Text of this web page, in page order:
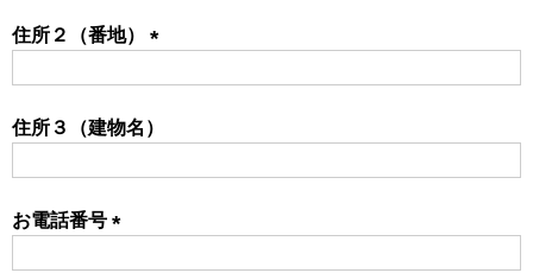
住所２（番地）
住所３（建物名）
お電話番号